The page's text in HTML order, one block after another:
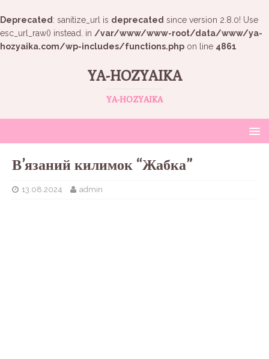
Deprecated : sanitize_url is deprecated since version 2.8.0! Use
esc_url_raw() instead. in /var/www/www-root/data/www/ya-
hozyaika.com/wp-includes/functions.php on line 4861
YA-HOZYAIKA
YA-HOZYAIKA
В’язаний килимок “Жабка”
13.08.2024 admin